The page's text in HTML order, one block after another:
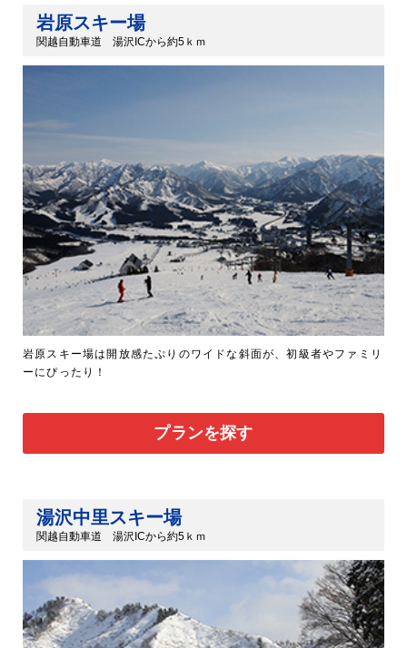
岩原スキー場
関越自動車道 湯沢ICから約5ｋｍ
岩原スキー場は開放感たぷりのワイドな斜面が、初級者やファミリ
ーにぴったり！
プランを探す
湯沢中里スキー場
関越自動車道 湯沢ICから約5ｋｍ